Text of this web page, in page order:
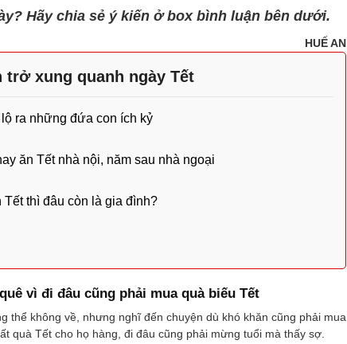
Hãy chia sẻ ý kiến ở box bình luận bên dưới.
HUẾ AN
trở xung quanh ngày Tết
ra những đứa con ích kỷ
ăn Tết nhà nội, năm sau nhà ngoại
thì đâu còn là gia đình?
vì đi đâu cũng phải mua quà biếu Tết
thể không về, nhưng nghĩ đến chuyện dù khó khăn cũng phải mua
quà Tết cho họ hàng, đi đâu cũng phải mừng tuổi mà thấy sợ.